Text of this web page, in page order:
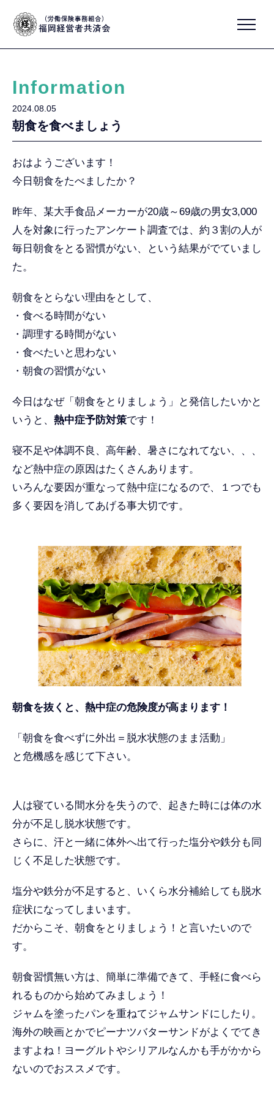
Information
2024.08.05
朝食を食べましょう
おはようございます！
今日朝食をたべましたか？
昨年、某大手食品メーカーが20歳～69歳の男女3,000
人を対象に行ったアンケート調査では、約３割の人が
毎日朝食をとる習慣がない、という結果がでていまし
た。
朝食をとらない理由をとして、
・食べる時間がない
・調理する時間がない
・食べたいと思わない
・朝食の習慣がない
今日はなぜ「朝食をとりましょう」と発信したいかと
いうと、 熱中症予防対策です！
寝不足や体調不良、高年齢、暑さになれてない、、、
など熱中症の原因はたくさんあります。
いろんな要因が重なって熱中症になるので、１つでも
多く要因を消してあげる事大切です。
朝食を抜くと、熱中症の危険度が高まります！
「朝食を食べずに外出＝脱水状態のまま活動」
と危機感を感じて下さい。
人は寝ている間水分を失うので、起きた時には体の水
分が不足し脱水状態です。
さらに、汗と一緒に体外へ出て行った塩分や鉄分も同
じく不足した状態です。
塩分や鉄分が不足すると、いくら水分補給しても脱水
症状になってしまいます。
だからこそ、朝食をとりましょう！と言いたいので
す。
朝食習慣無い方は、簡単に準備できて、手軽に食べら
れるものから始めてみましょう！
ジャムを塗ったパンを重ねてジャムサンドにしたり。
海外の映画とかでピーナツバターサンドがよくでてき
ますよね！ヨーグルトやシリアルなんかも手がかから
ないのでおススメです。